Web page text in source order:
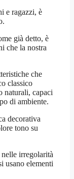
e ragazzi, è
già detto, è
che la nostra
che
classico
naturali, capaci
di ambiente.
decorativa
tono su
irregolarità
usano elementi